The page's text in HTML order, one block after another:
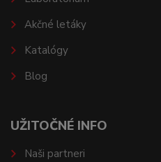
Akčné letáky
Katalógy
Blog
UŽITOČNÉ INFO
Naši partneri